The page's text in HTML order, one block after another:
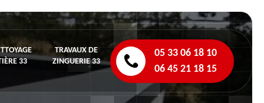
33
TRAVAUX DE
ZINGUERIE 33
05 33 06 18 10
06 45 21 18 15